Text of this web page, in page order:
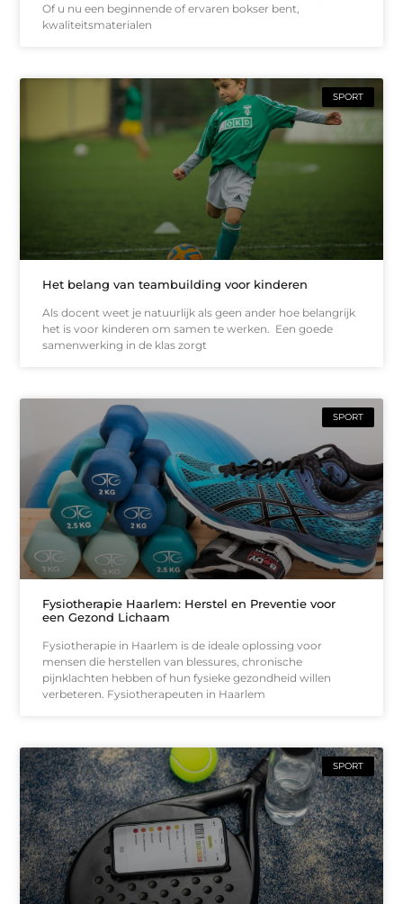
Of u nu een beginnende of ervaren bokser bent,
kwaliteitsmaterialen
SPORT
Het belang van teambuilding voor kinderen
Als docent weet je natuurlijk als geen ander hoe belangrijk
het is voor kinderen om samen te werken. Een goede
samenwerking in de klas zorgt
SPORT
Fysiotherapie Haarlem: Herstel en Preventie voor
een Gezond Lichaam
Fysiotherapie in Haarlem is de ideale oplossing voor
mensen die herstellen van blessures, chronische
pijnklachten hebben of hun fysieke gezondheid willen
verbeteren. Fysiotherapeuten in Haarlem
SPORT